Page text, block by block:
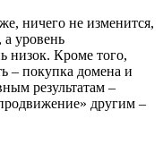
ничего не изменится,
уровень
низок. Кроме того,
– покупка домена и
результатам –
другим –